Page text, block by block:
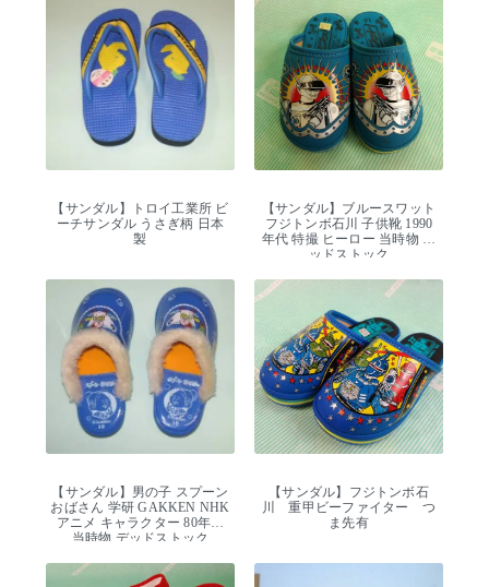
【サンダル】トロイ工業所 ビ
ーチサンダル うさぎ柄 日本
製
【サンダル】ブルースワット
フジトンボ石川 子供靴 1990
年代 特撮 ヒーロー 当時物 デ
ッドストック
【サンダル】男の子 スプーン
おばさん 学研 GAKKEN NHK
アニメ キャラクター 80年代
当時物 デッドストック
【サンダル】フジトンボ石
川 重甲ビーファイター つ
ま先有